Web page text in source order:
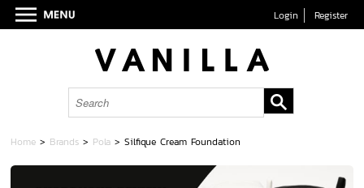
Login Register
Home > Brands > Pola >Silfique Cream Foundation